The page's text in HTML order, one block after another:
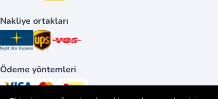
Nakliye ortakları
Ödeme yöntemleri